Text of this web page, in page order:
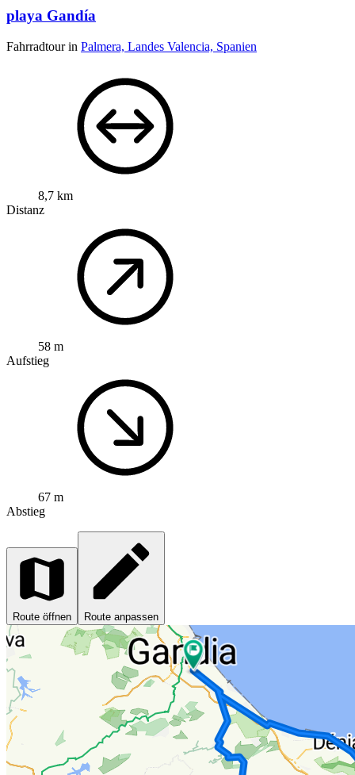
playa Gandía
Fahrradtour in Palmera, Landes Valencia, Spanien
8,7 km
Distanz
58 m
Aufstieg
67 m
Abstieg
Route öffnen Route anpassen